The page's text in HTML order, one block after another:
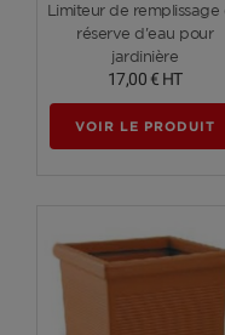
Limiteur de remplissage
réserve d'eau pour
jardinière
17,00 € HT
VOIR LE PRODUIT